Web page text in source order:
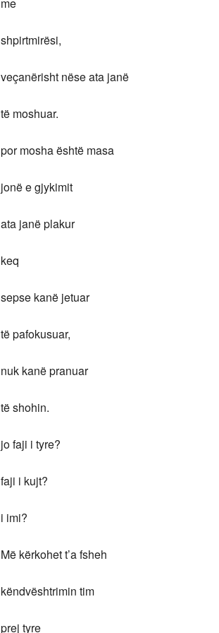
shpirtmirësi,
veçanërisht nëse ata janë
të moshuar.
por mosha është masa
jonë e gjykimit
ata janë plakur
keq
sepse kanë jetuar
të pafokusuar,
nuk kanë pranuar
të shohin.
jo faji i tyre?
faji i kujt?
i imi?
Më kërkohet t’a fsheh
këndvështrimin tim
prej tyre